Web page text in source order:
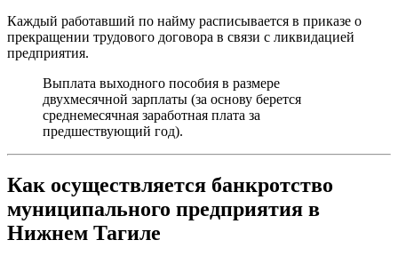
Каждый работавший по найму расписывается в приказе о
прекращении трудового договора в связи с ликвидацией
предприятия.
Выплата выходного пособия в размере
двухмесячной зарплаты (за основу берется
среднемесячная заработная плата за
предшествующий год).
Как осуществляется банкротство
муниципального предприятия в
Нижнем Тагиле